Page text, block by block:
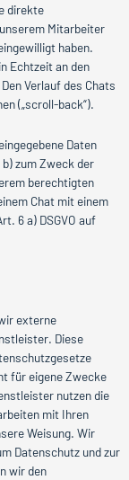
direkte
Mitarbeiter
haben.
Echtzeit an den
Verlauf des Chats
(„scroll-back“).
Daten
zum Zweck der
berechtigten
Chat mit einem
6 a) DSGVO auf
externe
Diese
für eigene Zwecke
nutzen die
mit Ihren
Weisung. Wir
Datenschutz und zur
wir den